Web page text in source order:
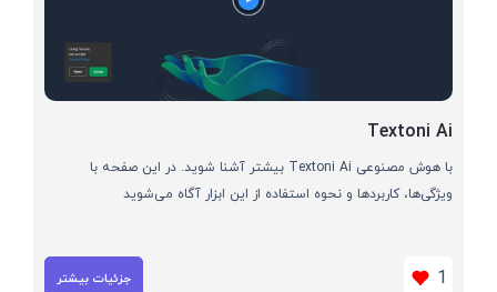
Textoni Ai
با هوش مصنوعی Textoni Ai بیشتر آشنا شوید. در این صفحه با
ویژگی‌ها، کاربردها و نحوه استفاده از این ابزار آگاه می‌شوید
1 جزئیات بیشتر